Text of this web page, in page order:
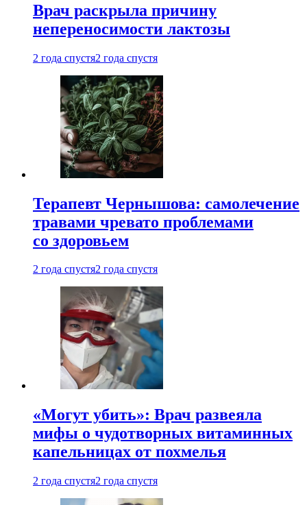
Врач раскрыла причину
непереносимости лактозы
2 года спустя2 года спустя
Терапевт Чернышова: самолечение
травами чревато проблемами
со здоровьем
2 года спустя2 года спустя
«Могут убить»: Врач развеяла
мифы о чудотворных витаминных
капельницах от похмелья
2 года спустя2 года спустя